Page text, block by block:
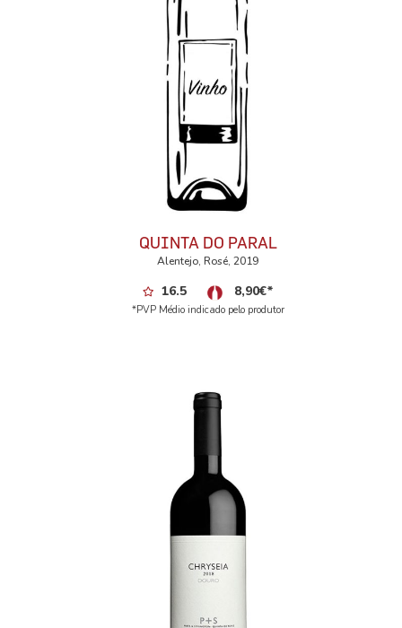
QUINTA DO PARAL
Alentejo, Rosé, 2019
16.5 8,90€*
*PVP Médio indicado pelo produtor